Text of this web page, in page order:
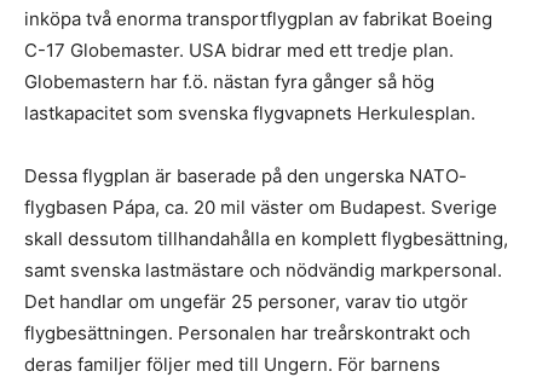
inköpa två enorma transportflygplan av fabrikat Boeing
C-17 Globemaster. USA bidrar med ett tredje plan.
Globemastern har f.ö. nästan fyra gånger så hög
lastkapacitet som svenska flygvapnets Herkulesplan.
Dessa flygplan är baserade på den ungerska NATO-
flygbasen Pápa, ca. 20 mil väster om Budapest. Sverige
skall dessutom tillhandahålla en komplett flygbesättning,
samt svenska lastmästare och nödvändig markpersonal.
Det handlar om ungefär 25 personer, varav tio utgör
flygbesättningen. Personalen har treårskontrakt och
deras familjer följer med till Ungern. För barnens